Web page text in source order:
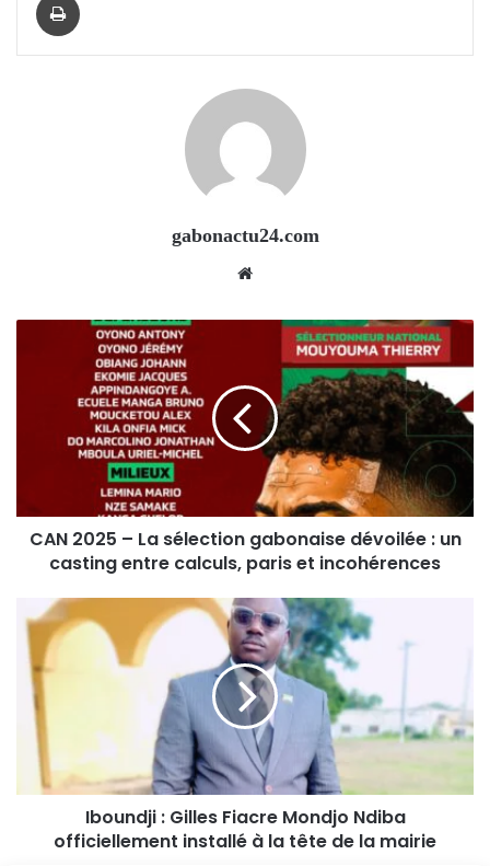
gabonactu24.com
CAN 2025 – La sélection gabonaise dévoilée : un
casting entre calculs, paris et incohérences
Iboundji : Gilles Fiacre Mondjo Ndiba
officiellement installé à la tête de la mairie